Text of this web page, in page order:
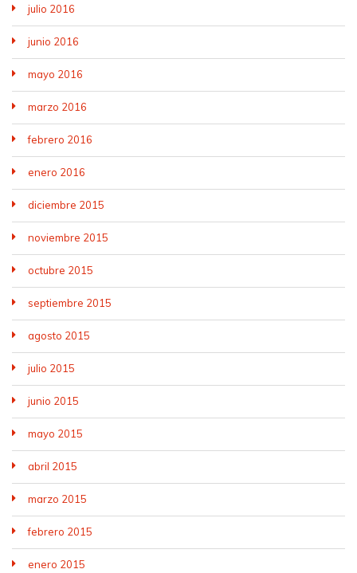
julio 2016
junio 2016
mayo 2016
marzo 2016
febrero 2016
enero 2016
diciembre 2015
noviembre 2015
octubre 2015
septiembre 2015
agosto 2015
julio 2015
junio 2015
mayo 2015
abril 2015
marzo 2015
febrero 2015
enero 2015